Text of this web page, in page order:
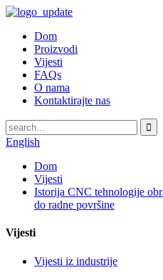
Dom
Proizvodi
Vijesti
FAQs
O nama
Kontaktirajte nas
English
Dom
Vijesti
Istorija CNC tehnologije
do radne površine
Vijesti
Vijesti iz industrije